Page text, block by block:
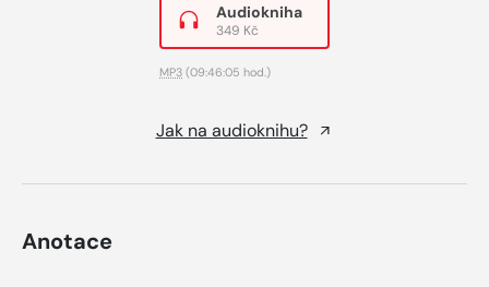
Audiokniha
349 Kč
MP3 (09:46:05 hod.)
Jak na audioknihu?
Anotace